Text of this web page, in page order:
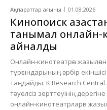
Ақпараттар ағыны 01.08.2026
Кинопоиск
танымал онлайн-
айналды
Онлайн-кинотеатрға
тұрғындарының әрбір
таңдайды. K Research Central
тәуелсіз зерттеуінің
онлайн-кинотеатрларға